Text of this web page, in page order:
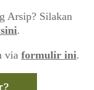
Arsip? Silakan
.
via formulir ini.